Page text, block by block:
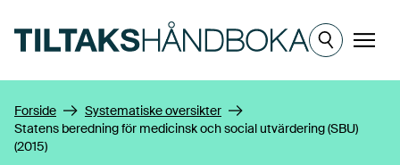
Meny
Forside
Systematiske oversikter
Statens beredning för medicinsk och social utvärdering (SBU)
(2015)